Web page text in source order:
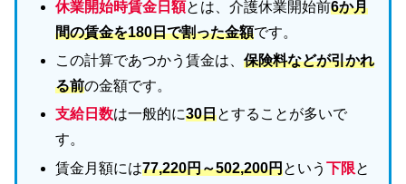
休業開始時賃金日額とは、介護休業開始前6か月
間の賃金を180日で割った金額です。
この計算であつかう賃金は、 保険料などが引かれ
る前の金額です。
支給日数は一般的に30日とすることが多いで
す。
賃金月額には77,220円～502,200円という 下限と